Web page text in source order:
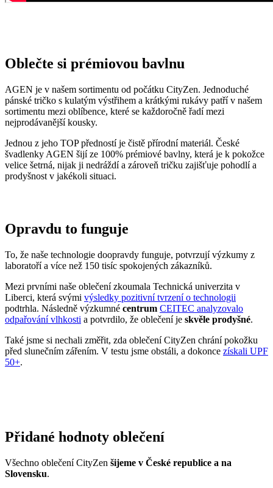
Oblečte si prémiovou bavlnu
AGEN je v našem sortimentu od počátku CityZen. Jednoduché
pánské tričko s kulatým výstřihem a krátkými rukávy patří v našem
sortimentu mezi oblíbence, které se každoročně řadí mezi
nejprodávanější kousky.
Jednou z jeho TOP předností je čistě přírodní materiál. České
švadlenky AGEN šijí ze 100% prémiové bavlny, která je k pokožce
velice šetrná, nijak ji nedráždí a zároveň tričku zajišťuje pohodlí a
prodyšnost v jakékoli situaci.
Opravdu to funguje
To, že naše technologie doopravdy funguje, potvrzují výzkumy z
laboratoří a více než 150 tisíc spokojených zákazníků.
Mezi prvními naše oblečení zkoumala Technická univerzita v
Liberci, která svými výsledky pozitivní tvrzení o technologii
podtrhla. Následně výzkumné centrum CEITEC analyzovalo
odpařování vlhkosti a potvrdilo, že oblečení je skvěle prodyšné.
Také jsme si nechali změřit, zda oblečení CityZen chrání pokožku
před slunečním zářením. V testu jsme obstáli, a dokonce získali UPF
50+.
Přidané hodnoty oblečení
Všechno oblečení CityZen šijeme v České republice a na
Slovensku.